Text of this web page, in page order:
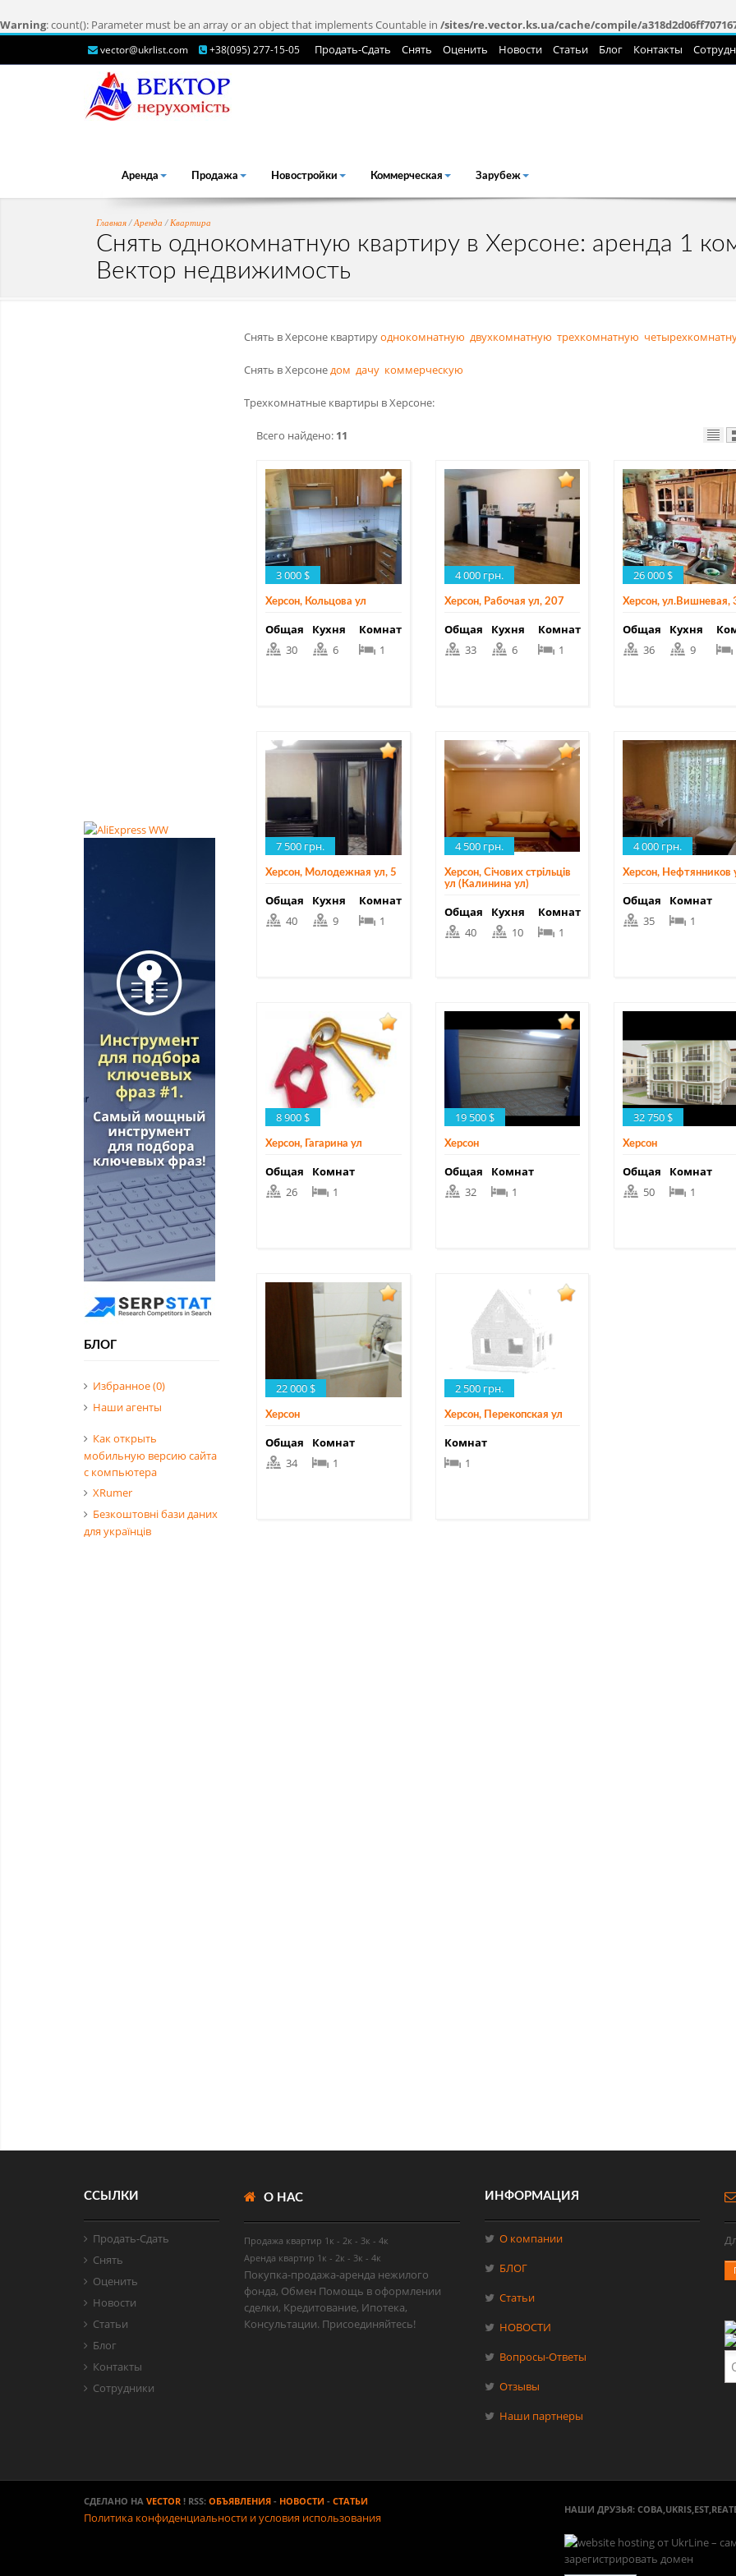
Warning: count(): Parameter must be an array or an object that implements Countable in /sites/re.vector.ks.ua/cache/compile/
vector@ukrlist.com +38(095) 277-15-05 Продать-Cдать Снять Оценить Новости Статьи Блог Контакты
Аренда Продажа Новостройки Коммерческая Зарубеж
Главная/Аренда /Квартира
Снять однокомнатную квартиру в Херсоне: аренда 1
Вектор недвижимость
БЛОГ
Избранное (0)
Наши агенты
Как открыть
мобильную версию сайта
с компьютера
XRumer
​​Безкоштовні бази даних
для українців
Снять в Херсоне квартируоднокомнатную двухкомнатную трехкомнатную
Снять в Херсонедом дачу коммерческую
Трехкомнатные квартиры в Херсоне:
Всего найдено: 11
3 000 $
Херсон, Кольцова ул
Общая
30
Кухня
6
Комнат
1
4 000 грн.
Херсон, Рабочая ул, 207
Общая
33
Кухня
6
Комнат
1
26 000 $
Херсон, ул.Вишневая,
Общая
36
Кухня
9
7 500 грн.
Херсон, Молодежная ул, 5
Общая
40
Кухня
9
Комнат
1
4 500 грн.
Херсон, Січових стрільців
ул (Калинина ул)
Общая
40
Кухня
10
Комнат
1
4 000 грн.
Херсон, Нефтянников
Общая
35
Комнат
1
8 900 $
Херсон, Гагарина ул
Общая
26
Комнат
1
19 500 $
Херсон
Общая
32
Комнат
1
32 750 $
Херсон
Общая
50
Комнат
1
22 000 $
Херсон
Общая
34
Комнат
1
2 500 грн.
Херсон, Перекопская ул
Комнат
1
ССЫЛКИ
Продать-Cдать
Снять
Оценить
Новости
Статьи
Блог
Контакты
Сотрудники
О НАС
Продажа квартир 1к - 2к - 3к - 4к
Аренда квартир 1к - 2к - 3к - 4к
Покупка-продажа-аренда нежилого
фонда, Обмен Помощь в оформлении
сделки, Кредитование, Ипотека,
Консультации. Присоединяйтесь!
ИНФОРМАЦИЯ
О компании
БЛОГ
Статьи
НОВОСТИ
Вопросы-Ответы
Отзывы
Наши партнеры
СДЕЛАНО НА VECTOR ! RSS: ОБЪЯВЛЕНИЯ - НОВОСТИ - СТАТЬИ
Политика конфиденциальности и условия использования
НАШИ ДРУЗЬЯ: СОВА UKRIS EST